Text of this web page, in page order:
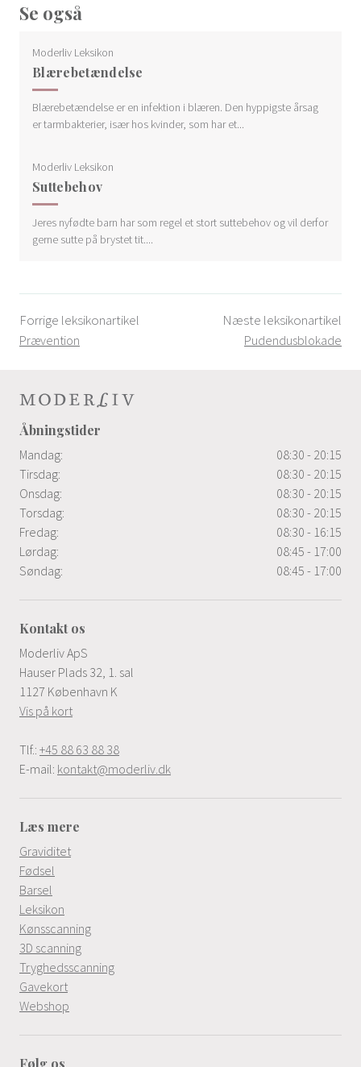
Se også
Moderliv Leksikon
Blærebetændelse
Blærebetændelse er en infektion i blæren. Den hyppigste årsag
er tarmbakterier, især hos kvinder, som har et...
Moderliv Leksikon
Suttebehov
Jeres nyfødte barn har som regel et stort suttebehov og vil derfor
gerne sutte på brystet tit....
Forrige leksikonartikel
Prævention
Næste leksikonartikel
Pudendusblokade
Åbningstider
Mandag:
08:30 - 20:15
Tirsdag:
08:30 - 20:15
Onsdag:
08:30 - 20:15
Torsdag:
08:30 - 20:15
Fredag:
08:30 - 16:15
Lørdag:
08:45 - 17:00
Søndag:
08:45 - 17:00
Kontakt os
Moderliv ApS
Hauser Plads 32, 1. sal
1127 København K
Vis på kort
Tlf.: +45 88 63 88 38
E-mail: kontakt@moderliv.dk
Læs mere
Graviditet
Fødsel
Barsel
Leksikon
Kønsscanning
3D scanning
Tryghedsscanning
Gavekort
Webshop
Følg os